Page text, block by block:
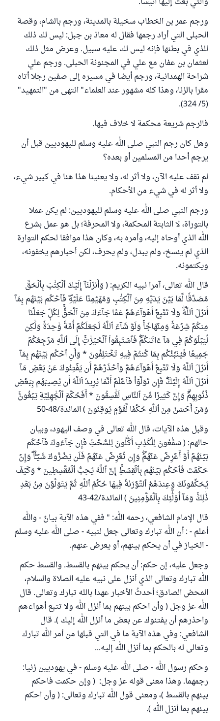
ورجم عمر بن الخطاب سخيلة بالمدينة، ورجم بالشام، وقصة
الحبلى التي أراد رجمها فقال له معاذ بن جبل: ليس لك ذلك
للذي في بطنها فإنه ليس لك عليه سبيل. وعرض مثل ذلك
لعثمان بن عفان مع علي في المجنونة الحبلى. ورجم علي
شراحة الهمدانية، ورجم أيضا في مسيره إلى صفين رجلا أتاه
مقرا بالزنا، وهذا كله مشهور عند العلماء" انتهى من "التمهيد"
(5/ 324).
فالرجم شريعة محكمة لا خلاف فيها.
وهل كان رجم النبي صلى الله عليه وسلم لليهوديين قبل أن
يرجم أحدا من المسلمين أو بعده؟
لم نقف عليه الآن، ولا أثر له، ولا يعنينا هذا هنا في كبير شيء،
ولا أثر له في شيء من الأحكام.
ورجم النبي صلى الله عليه وسلم لليهوديين: لم يكن عملا
بالتوراة، لا الثابتة المحكمة، ولا المحرفة؛ بل هو عمل بشرع
الله الذي أوحاه إليه، وأمره به، وكان هذا موافقا لحكم التوارة
الذي لم ينسخ، ولم يبدل، ولم يحرف، لكن أحبارهم يخفونه،
ويكتمونه.
قال الله تعالى، آمرا نبيه الكريم: ( وَأَنزَلۡنَآ إِلَيۡكَ ٱلۡكِتَٰبَ بِٱلۡحَقِّ
مُصَدِّقٗا لِّمَا بَيۡنَ يَدَيۡهِ مِنَ ٱلۡكِتَٰبِ وَمُهَيۡمِنًا عَلَيۡهِۖ فَٱحۡكُم بَيۡنَهُم بِمَآ
أَنزَلَ ٱللَّهُۖ وَلَا تَتَّبِعۡ أَهۡوَآءَهُمۡ عَمَّا جَآءَكَ مِنَ ٱلۡحَقِّۚ لِكُلّٖ جَعَلۡنَا
مِنكُمۡ شِرۡعَةٗ وَمِنۡهَاجٗاۚ وَلَوۡ شَآءَ ٱللَّهُ لَجَعَلَكُمۡ أُمَّةٗ وَٰحِدَةٗ وَلَٰكِن
لِّيَبۡلُوَكُمۡ فِي مَآ ءَاتَىٰكُمۡۖ فَٱسۡتَبِقُواْ ٱلۡخَيۡرَٰتِۚ إِلَى ٱللَّهِ مَرۡجِعُكُمۡ
جَمِيعٗا فَيُنَبِّئُكُم بِمَا كُنتُمۡ فِيهِ تَخۡتَلِفُونَ * وَأَنِ ‌ٱحۡكُم ‌بَيۡنَهُم ‌بِمَآ
أَنزَلَ ٱللَّهُ وَلَا تَتَّبِعۡ أَهۡوَآءَهُمۡ وَٱحۡذَرۡهُمۡ أَن يَفۡتِنُوكَ عَنۢ بَعۡضِ مَآ
أَنزَلَ ٱللَّهُ إِلَيۡكَۖ فَإِن تَوَلَّوۡاْ فَٱعۡلَمۡ أَنَّمَا يُرِيدُ ٱللَّهُ أَن يُصِيبَهُم بِبَعۡضِ
ذُنُوبِهِمۡۗ وَإِنَّ كَثِيرٗا مِّنَ ٱلنَّاسِ لَفَٰسِقُونَ * أَفَحُكۡمَ ٱلۡجَٰهِلِيَّةِ يَبۡغُونَۚ
وَمَنۡ أَحۡسَنُ مِنَ ٱللَّهِ حُكۡمٗا لِّقَوۡمٖ يُوقِنُونَ ) المائدة/48-50
وقبل هذه الآيات، قال الله تعالى في وصف اليهود، وبيان
حالهم: ( سَمَّٰعُونَ لِلۡكَذِبِ أَكَّٰلُونَ لِلسُّحۡتِۚ فَإِن جَآءُوكَ فَٱحۡكُم
بَيۡنَهُمۡ ‌أَوۡ ‌أَعۡرِضۡ ‌عَنۡهُمۡۖ وَإِن تُعۡرِضۡ عَنۡهُمۡ فَلَن يَضُرُّوكَ شَيۡـٔٗاۖ وَإِنۡ
حَكَمۡتَ فَٱحۡكُم بَيۡنَهُم بِٱلۡقِسۡطِۚ إِنَّ ٱللَّهَ يُحِبُّ ٱلۡمُقۡسِطِينَ * وَكَيۡفَ
يُحَكِّمُونَكَ وَعِندَهُمُ ٱلتَّوۡرَىٰةُ فِيهَا حُكۡمُ ٱللَّهِ ثُمَّ يَتَوَلَّوۡنَ مِنۢ بَعۡدِ
ذَٰلِكَۚ وَمَآ أُوْلَٰٓئِكَ بِٱلۡمُؤۡمِنِينَ ) المائدة/42-43
قال الإمام الشافعي، رحمه الله: " ففي هذه الآية بيانٌ - والله
أعلم - : أن الله تبارك وتعالى جعل لنبيه - صلى الله عليه وسلم
- الخيارَ في أن يحكم بينهم، أو يعرض عنهم.
وجعل عليه، إن حكم: أن يحكم بينهم بالقسط. والقسط حكم
الله تبارك وتعالى الذي أنزل على نبيه عليه الصلاة والسلام،
المحض الصادق؛ أحدثُ الأخبار عهدا بالله تبارك وتعالى. قال
الله عز وجل ( وأن احكم بينهم بما أنزل الله ولا تتبع أهواءهم
واحذرهم أن يفتنوك عن بعض ما أنزل الله إليك ). قال
الشافعي: وفي هذه الآية ما في التي قبلها من أمر الله تبارك
وتعالى له بالحكم بما أنزل الله إليه...
وحكم رسول الله - صلى الله عليه وسلم - في يهوديين زنيا:
رجمهما. وهذا معنى قوله عز وجل: ( وإن حكمت فاحكم
بينهم بالقسط )، ومعنى قول الله تبارك وتعالى: ( وأن احكم
بينهم بما أنزل الله ).